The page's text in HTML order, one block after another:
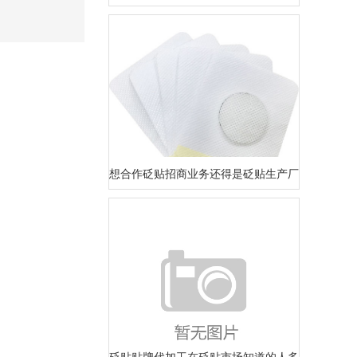
想合作砭贴招商业务还得是砭贴生产厂家